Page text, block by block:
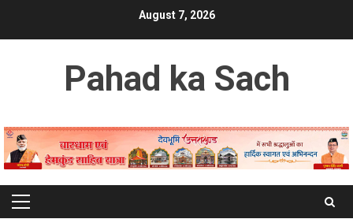
August 7, 2026
Pahad ka Sach
Primary